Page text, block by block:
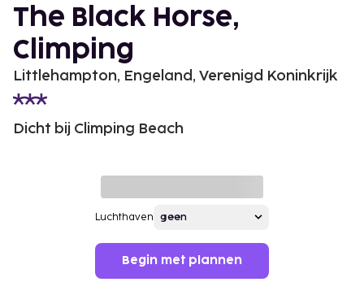
The Black Horse,
Climping
Littlehampton, Engeland, Verenigd Koninkrijk
Dicht bij Climping Beach
Luchthaven
Begin met plannen